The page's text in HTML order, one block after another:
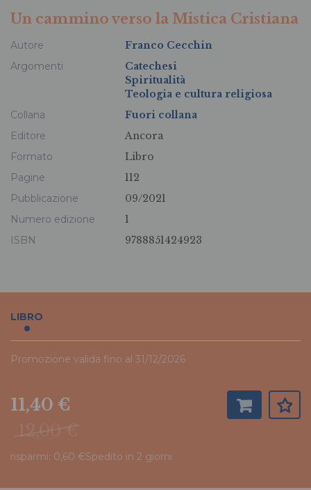
Un cammino verso la Mistica Cristiana
Autore
Franco Cecchin
Argomenti
Catechesi
Spiritualità
Teologia e cultura religiosa
Collana
Fuori collana
Editore
Ancora
Formato
Libro
Pagine
112
Pubblicazione
09/2021
Numero edizione
1
ISBN
9788851424923
LIBRO
Promozione valida fino al 31/12/2026
12,00 €
11,40 €
risparmi: 0,60 €Spedito in 2 giorni